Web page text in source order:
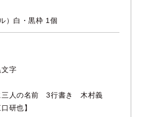
）白・黒枠 1個
字
三人の名前 3行書き 木村義
研也】